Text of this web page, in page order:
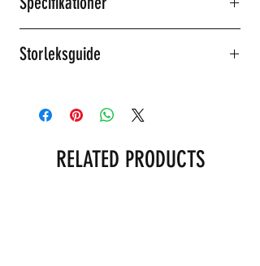
Vikt: 1200g (± 50gr)
Storlekar junior S - L
Storleksguide
Size M = Huvudstorlek: 49-50 cm
RELATED PRODUCTS